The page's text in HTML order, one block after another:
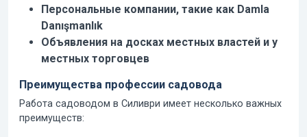
Персональные компании, такие как Damla
Danışmanlık
Объявления на досках местных властей и у
местных торговцев
Преимущества профессии садовода
Работа садоводом в Силиври имеет несколько важных
преимуществ: